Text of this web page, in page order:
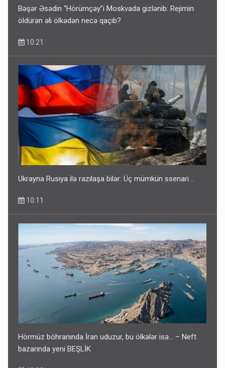
Azərbaycan bundan hər il 3 milyard dollar qazanacaq
8 Avqust 23:33
Bəşər Əsədin “Hörümçəy”i Moskvada gizlənib: Rejimin
öldürən əli ölkədən necə qaçıb?
10:21
Ukrayna Rusiya ilə razılaşa bilər: Üç mümkün ssenari...
10:11
Hörmüz böhranında İran uduzur, bu ölkələr isə... – Neft
bazarında yeni BEŞLİK